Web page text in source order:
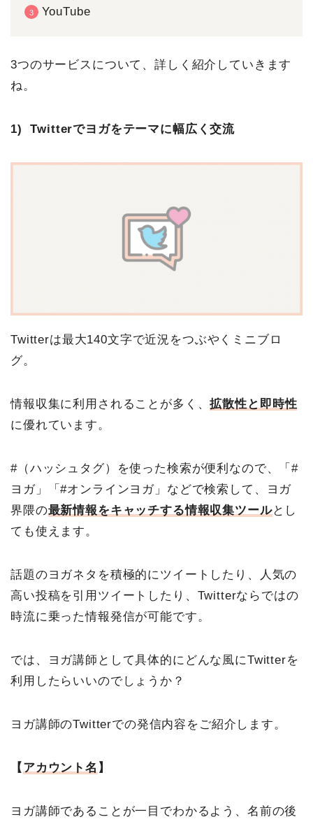
YouTube
3つのサービスについて、詳しく紹介していきます
ね。
1) Twitterでヨガをテーマに幅広く交流
Twitterは最大140文字で近況をつぶやくミニブロ
グ。
情報収集に利用されることが多く、拡散性と即時性
に優れています。
#（ハッシュタグ）を使った検索が便利なので、「#
ヨガ」「#オンラインヨガ」などで検索して、ヨガ
界隈の最新情報をキャッチする情報収集ツールとし
ても使えます。
話題のヨガネタを積極的にツイートしたり、人気の
高い投稿を引用ツイートしたり、Twitterならではの
時流に乗った情報発信が可能です。
では、ヨガ講師として具体的にどんな風にTwitterを
利用したらいいのでしょうか？
ヨガ講師のTwitterでの発信内容をご紹介します。
【 アカウント名 】
ヨガ講師であることが一目でわかるよう、名前の後